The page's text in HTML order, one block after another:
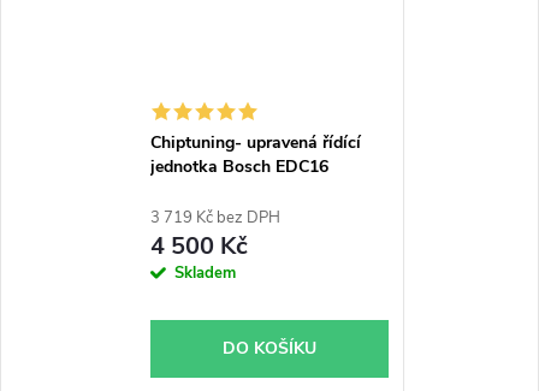
Chiptuning- upravená řídící
jednotka Bosch EDC16
3 719 Kč bez DPH
4 500 Kč
Skladem
DO KOŠÍKU